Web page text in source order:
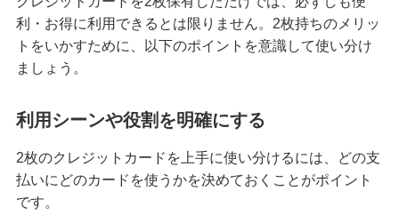
利・お得に利用できるとは限りません。2枚持ちのメリッ
トをいかすために、以下のポイントを意識して使い分け
ましょう。
利用シーンや役割を明確にする
2枚のクレジットカードを上手に使い分けるには、どの支
払いにどのカードを使うかを決めておくことがポイント
です。